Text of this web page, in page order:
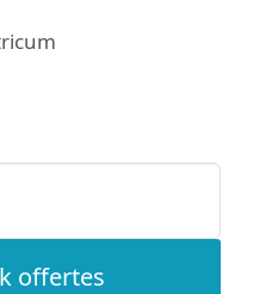
offertes